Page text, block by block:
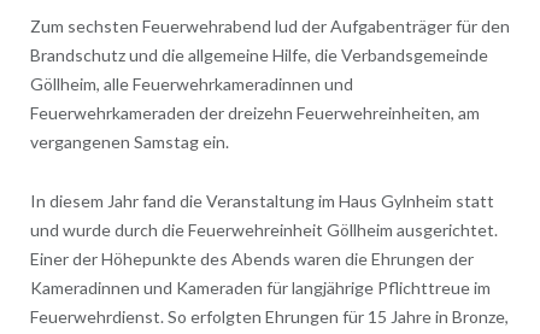
Zum sechsten Feuerwehrabend lud der Aufgabenträger für den
Brandschutz und die allgemeine Hilfe, die Verbandsgemeinde
Göllheim, alle Feuerwehrkameradinnen und
Feuerwehrkameraden der dreizehn Feuerwehreinheiten, am
vergangenen Samstag ein.
In diesem Jahr fand die Veranstaltung im Haus Gylnheim statt
und wurde durch die Feuerwehreinheit Göllheim ausgerichtet.
Einer der Höhepunkte des Abends waren die Ehrungen der
Kameradinnen und Kameraden für langjährige Pflichttreue im
Feuerwehrdienst. So erfolgten Ehrungen für 15 Jahre in Bronze,